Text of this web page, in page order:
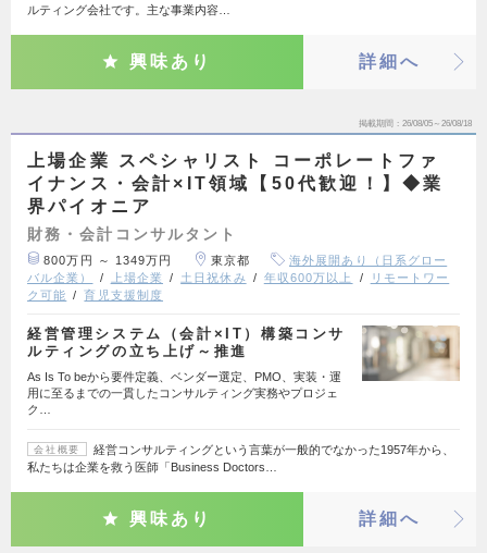
ルティング会社です。主な事業内容…
興味あり 詳細へ
掲載期間 26/08/05～26/08/18
上場企業 スペシャリスト コーポレートファ
イナンス・会計×IT領域【50代歓迎！】◆業
界パイオニア
財務・会計コンサルタント
800万円 ～ 1349万円 東京都
海外展開あり（日系グロー
バル企業）
上場企業 土日祝休み 年収600万以上
リモートワー
ク可能
育児支援制度
経営管理システム（会計×IT）構築コンサ
ルティングの立ち上げ～推進
As Is To beから要件定義、ベンダー選定、PMO、実装・運
用に至るまでの一貫したコンサルティング実務やプロジェ
ク…
会社概要
経営コンサルティングという言葉が一般的でなかった1957年から、
私たちは企業を救う医師「Business Doctors…
興味あり 詳細へ